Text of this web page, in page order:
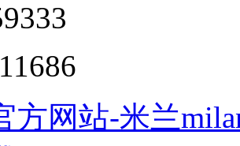
方网站-米兰